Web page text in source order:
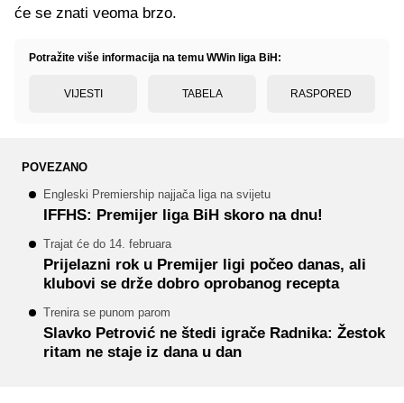
će se znati veoma brzo.
Potražite više informacija na temu WWin liga BiH:
VIJESTI TABELA RASPORED
POVEZANO
Engleski Premiership najjača liga na svijetu
IFFHS: Premijer liga BiH skoro na dnu!
Trajat će do 14. februara
Prijelazni rok u Premijer ligi počeo danas, ali
klubovi se drže dobro oprobanog recepta
Trenira se punom parom
Slavko Petrović ne štedi igrače Radnika: Žestok
ritam ne staje iz dana u dan